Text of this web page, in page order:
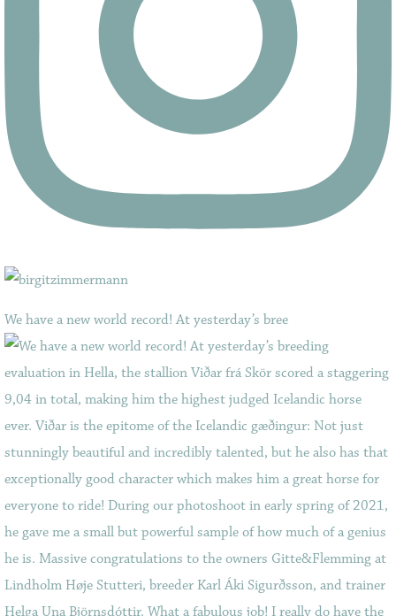
We have a new world record! At yesterday’s bree